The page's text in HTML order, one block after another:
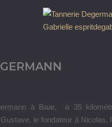
à Baar, à 35
le fondateur à